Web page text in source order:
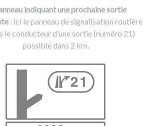
indiquant une prochaine sortie
: ici le panneau de signalisation routière
le conducteur d’une sortie (numéro 21)
possible dans 2 km.